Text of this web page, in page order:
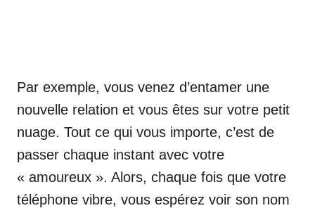
Par exemple, vous venez d’entamer une
nouvelle relation et vous êtes sur votre petit
nuage. Tout ce qui vous importe, c’est de
passer chaque instant avec votre
« amoureux ». Alors, chaque fois que votre
téléphone vibre, vous espérez voir son nom